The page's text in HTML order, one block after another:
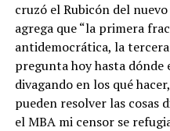
cruzó el Rubicón del
agrega que “la primera
antidemocrática, la
pregunta hoy hasta dónde
divagando en los qué
pueden resolver las cosas
el MBA mi censor se